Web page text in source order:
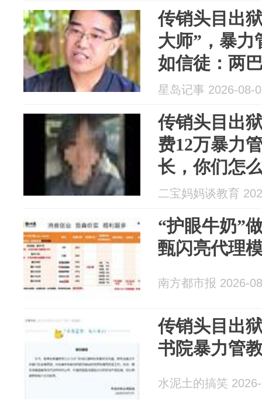
传销头目出
大师”，暴力
如信徒：两
了！当地通
星岛记事 2026-08-
传销头目出
费12万暴力
长，你们怎
二宝妈妈谈教育
“护眼牛奶”
甄闪亮代理
南方都市报 2026-
传销头目出
书院暴力管
水泥土的搞笑